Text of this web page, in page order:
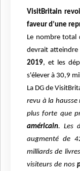
VisitBritain
faveur d’une
Le nombre total
devrait atteindre
2019, et les
s'élever à 30,9
La DG de
revu à la hausse
plus forte que
américain. Les
augmenté de
milliards de
visiteurs de nos